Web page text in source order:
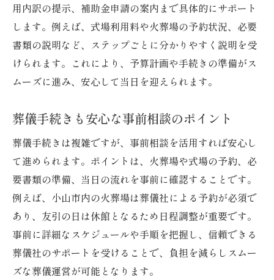
用内訳の提示、補助金申請の案内まで具体的にサポート
します。例えば、式場利用料や火葬場の予約状況、必要
書類の説明など、ステップごとに分かりやすく説明を受
けられます。これにより、予算計画や手続きの準備がス
ムーズに進み、安心して当日を迎えられます。
葬儀手続きも安心な事前相談のポイント
葬儀手続きは複雑ですが、事前相談を活用すれば安心し
て進められます。ポイントは、火葬場や式場の予約、必
要書類の準備、当日の流れを事前に確認することです。
例えば、小山市内の火葬場は葬儀社による予約が必須で
あり、友引の日は休館となるため日程調整が重要です。
事前に詳細なスケジュールや手順を把握し、信頼できる
葬儀社のサポートを受けることで、負担を減らしスムー
ズな葬儀運営が可能となります。